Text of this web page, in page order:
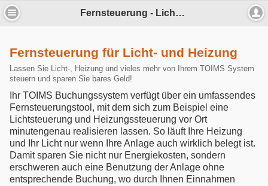
Fernsteuerung - Lichtsteuerung - ... - TOIMS Onlinebuchungssysteme
Fernsteuerung für Licht- und Heizung
Lassen Sie Licht-, Heizung und vieles mehr von Ihrem TOIMS System
steuern und sparen Sie bares Geld!
Ihr TOIMS Buchungssystem verfügt über ein umfassendes
Fernsteuerungstool, mit dem sich zum Beispiel eine
Lichtsteuerung und Heizungssteuerung vor Ort
minutengenau realisieren lassen. So läuft Ihre Heizung
und Ihr Licht nur wenn Ihre Anlage auch wirklich belegt ist.
Damit sparen Sie nicht nur Energiekosten, sondern
erschweren auch eine Benutzung der Anlage ohne
entsprechende Buchung, wo durch Ihnen Einnahmen